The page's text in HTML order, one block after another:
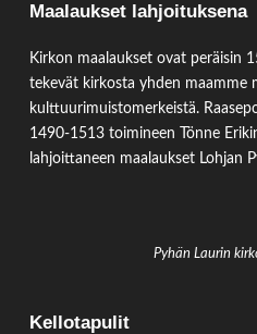
Maalaukset lahjoituksena
Kirkon maalaukset ovat peräisin
tekevät kirkosta yhden maamme
kulttuurimuistomerkeistä.
1490-1513 toimineen Tönne
lahjoittaneen maalaukset Lohjan
Pyhän Laurin
Kellotapulit